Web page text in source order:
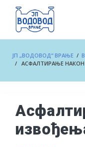
ЈП „ВОДОВОД“ ВРАЊЕ /
/ АСФАЛТИРАЊЕ